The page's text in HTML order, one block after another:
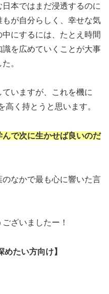
本ではまだ浸透するのに
が自分らしく、幸せな気
にするには、たとえ時間
を広めていくことが大事
。
いますが、これを機に
高く持とうと思います。
で次に生かせば良いのだ
のなかで最も心に響いた言
ざいましたー！
たい方向け】